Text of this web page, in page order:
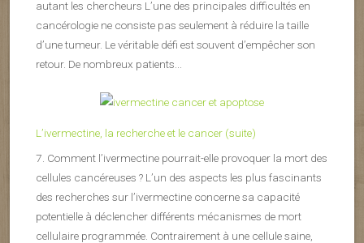
autant les chercheurs L’une des principales difficultés en
cancérologie ne consiste pas seulement à réduire la taille
d’une tumeur. Le véritable défi est souvent d’empêcher son
retour. De nombreux patients...
L’ivermectine, la recherche et le cancer (suite)
7. Comment l’ivermectine pourrait-elle provoquer la mort des
cellules cancéreuses ? L’un des aspects les plus fascinants
des recherches sur l’ivermectine concerne sa capacité
potentielle à déclencher différents mécanismes de mort
cellulaire programmée. Contrairement à une cellule saine,